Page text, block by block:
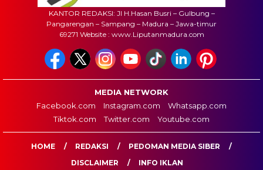
KANTOR REDAKSI: Jl H.Hasan Busri – Gulbung –
Pangarengan – Sampang – Madura – Jawa-timur
69271 Website : www.Liputanmadura.com
MEDIA NETWORK
Facebook.com
Instagram.com
Whatsapp.com
Tiktok.com
Twitter.com Youtube.com
HOME REDAKSI
PEDOMAN MEDIA SIBER
DISCLAIMER
INFO IKLAN